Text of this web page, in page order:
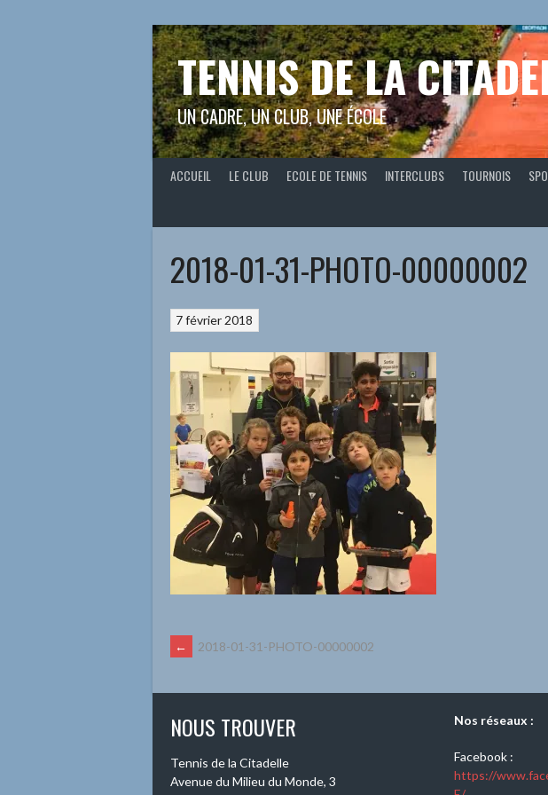
TENNIS DE LA
UN CADRE, UN CLUB, UNE ÉCOLE
ACCUEIL LE CLUB ECOLE DE TENNIS INTERCLUBS TOURNOIS
2018-01-31-PHOTO-00000002
7 février 2018
NAVIGATION
DES
ARTICLES
← 2018-01-31-PHOTO-00000002
NOUS TROUVER
Tennis de la Citadelle
Avenue du Milieu du Monde, 3
Nos réseaux :
Facebook :
https://